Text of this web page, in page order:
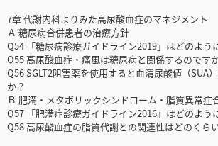
7章 代謝内科よりみた高尿酸血症のマネジメント
Ａ 糖尿病合併患者の治療方針
Q54 「糖尿病診療ガイドライン2019」はどのよう
Q55 高尿酸血症・痛風は糖尿病と関係するのです
Q56 SGLT2阻害薬を使用すると血清尿酸値（SUA
か？
Ｂ 肥満・メタボリックシンドローム・脂質異常症
Q57 「肥満症診療ガイドライン2016」はどのよう
Q58 高尿酸血症の脂質代謝との関連性はどのくら